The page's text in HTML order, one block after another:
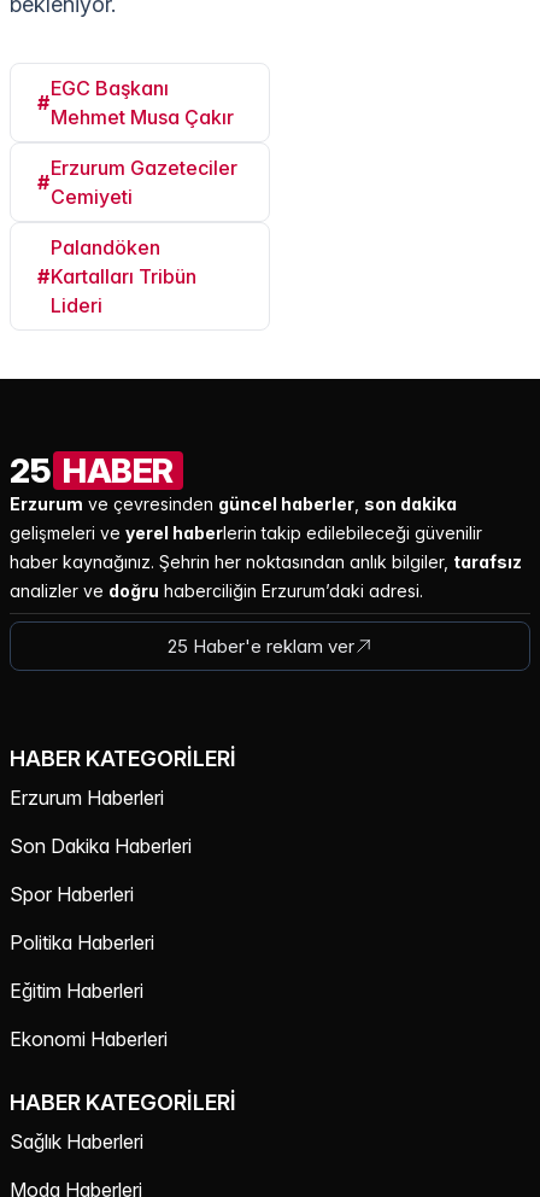
#
EGC Başkanı
Mehmet Musa Çakır
#
Erzurum Gazeteciler
Cemiyeti
#
Palandöken
Kartalları Tribün
Lideri
25 HABER
Erzurum ve çevresinden güncel haberler son dakika
gelişmeleri ve yerel haberlerin takip edilebileceği güvenilir
haber kaynağınız. Şehrin her noktasından anlık bilgiler, tarafsız
analizler ve doğru haberciliğin Erzurum’daki adresi.
25 Haber'e reklam ver
HABER KATEGORILERI
Erzurum Haberleri
Son Dakika Haberleri
Spor Haberleri
Politika Haberleri
Eğitim Haberleri
Ekonomi Haberleri
HABER KATEGORILERI
Sağlık Haberleri
Moda Haberleri